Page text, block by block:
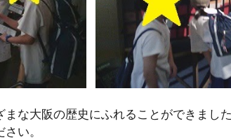
な大阪の歴史にふれることができまし
い。